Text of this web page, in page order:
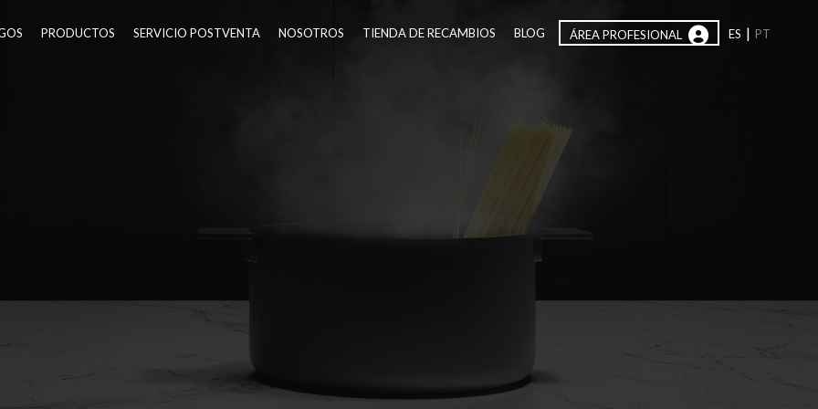
PRODUCTOS SERVICIO POSTVENTA NOSOTROS TIENDA DE RECAMBIOS BLOG ÁREA PROFESIONAL ES | PT